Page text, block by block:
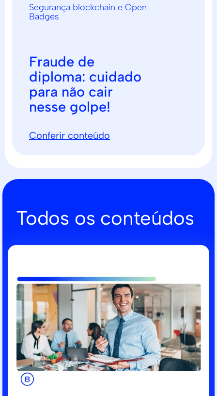
Segurança blockchain e Open
Badges
Fraude de
diploma: cuidado
para não cair
nesse golpe!
Conferir conteúdo
Todos os conteúdos